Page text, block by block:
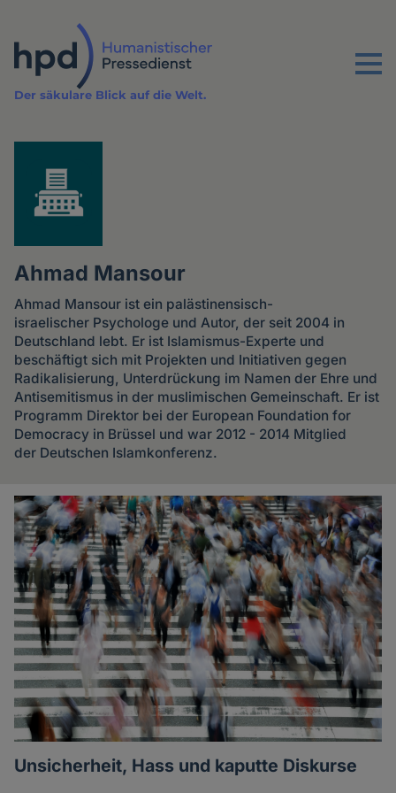
Inhalt
Menu
Der säkulare Blick auf die Welt.
Ahmad Mansour
Ahmad Mansour ist ein palästinensisch-
israelischer Psychologe und Autor, der seit 2004 in
Deutschland lebt. Er ist Islamismus-Experte und
beschäftigt sich mit Projekten und Initiativen gegen
Radikalisierung, Unterdrückung im Namen der Ehre und
Antisemitismus in der muslimischen Gemeinschaft. Er ist
Programm Direktor bei der European Foundation for
Democracy in Brüssel und war 2012 - 2014 Mitglied
der Deutschen Islamkonferenz.
Artikel
des
Autoren
Unsicherheit, Hass und kaputte Diskurse